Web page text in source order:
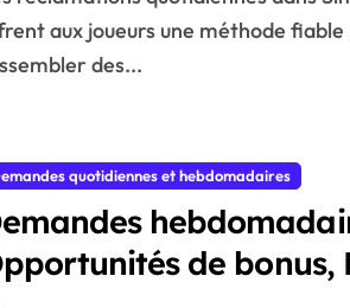
aux joueurs une méthode fiable
des...
quotidiennes et hebdomadaires
de bonus,